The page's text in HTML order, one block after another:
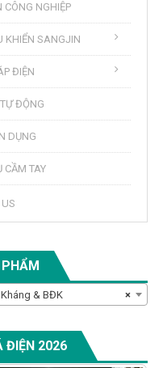
CÔNG NGHIỆP
KHIỂN SANGJIN
ĐIỆN
ĐỘNG
DỤNG
CẦM TAY
×
& BĐK
ĐIỆN 2026